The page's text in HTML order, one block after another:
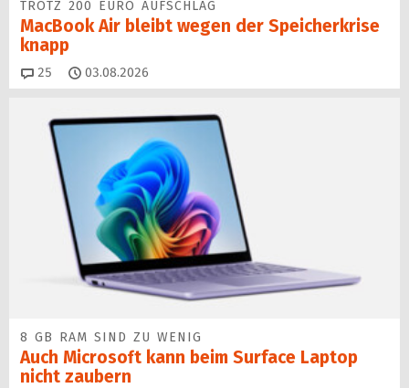
TROTZ 200 EURO AUFSCHLAG
MacBook Air bleibt wegen der Speicherkrise
knapp
25 Kommentare
03.08.2026
8 GB RAM SIND ZU WENIG
Auch Microsoft kann beim Surface Laptop
nicht zaubern